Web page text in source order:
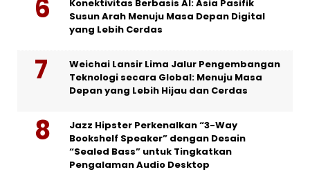
Konektivitas Berbasis AI: Asia Pasifik
Susun Arah Menuju Masa Depan Digital
yang Lebih Cerdas
Weichai Lansir Lima Jalur Pengembangan
Teknologi secara Global: Menuju Masa
Depan yang Lebih Hijau dan Cerdas
Jazz Hipster Perkenalkan “3-Way
Bookshelf Speaker” dengan Desain
“Sealed Bass” untuk Tingkatkan
Pengalaman Audio Desktop